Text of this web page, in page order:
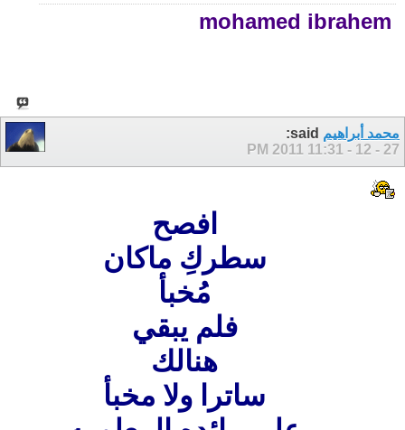
mohamed ibrahem
محمد أبراهيم
27 - 12 - 2011
11:31 PM
افصح
سطركِ ماكان
مُخبأ
فلم يبقي
هنالك
ساترا ولا مخبأ